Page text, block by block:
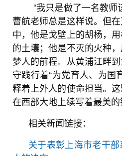
“我只是做了一名教师
曹航老师总是这样说。但
中，他是戈壁上的胡杨，
的土壤；他是不灭的火种
梦人的前程。从黄浦江畔
守践行着“为党育人、为国
释着上外人的使命担当。
在西部大地上续写着最美的
相关新闻链接：
关于表彰上海市老干